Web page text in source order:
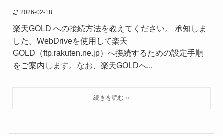
2026-02-18
楽天GOLD への接続方法を教えてください。 承知しま
した。WebDriveを使用して楽天
GOLD（ftp.rakuten.ne.jp）へ接続するための設定手順
をご案内します。なお、楽天GOLDへ...